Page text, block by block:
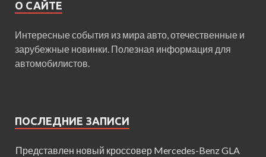
О САЙТЕ
Интересные события из мира авто, отечественные и
зарубежные новинки. Полезная информация для
автомобилистов.
ПОСЛЕДНИЕ ЗАПИСИ
Представлен новый кроссовер Mercedes-Benz GLA